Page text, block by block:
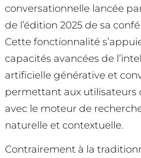
conversationnelle lancée
de l’édition 2025 de sa
Cette fonctionnalité
capacités avancées de
artificielle générative et
permettant aux utilisateurs
avec le moteur de
naturelle et contextuelle.
Contrairement à la